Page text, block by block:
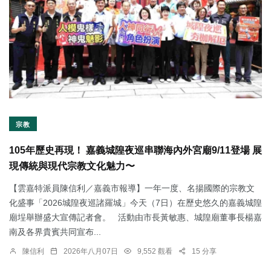
宗教
105年歷史再現！ 嘉義城隍夜巡串聯海內外宮廟9/11登場 展
現傳統與現代宗教文化魅力〜
【雲嘉特派員陳信利／嘉義市報導】一年一度、名揚國際的宗教文
化盛事「2026城隍夜巡諸羅城」今天（7日）在歷史悠久的嘉義城隍
廟埕舉辦盛大宣傳記者會。 活動由市長黃敏惠、城隍廟董事長楊嘉
南及各界貴賓共同宣布...
陳信利 2026年八月07日 9,552 觀看 15 分享